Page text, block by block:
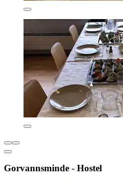
Gorvannsminde - Hostel